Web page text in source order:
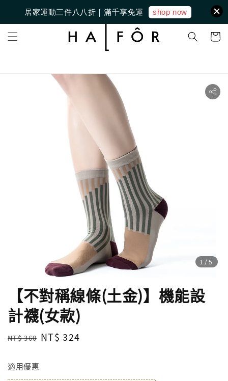
居家運動三件八八折｜滿千享免運 shop now
1 /5
【不對稱線條(土金)】機能設
計襪(女款)
Regular
NT$ 360 Sale
NT$ 324
適用優惠